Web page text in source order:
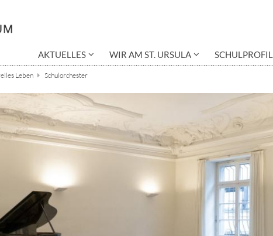
AKTUELLES WIR AM ST. URSULA SCHULPROFIL
Leben Schulorchester